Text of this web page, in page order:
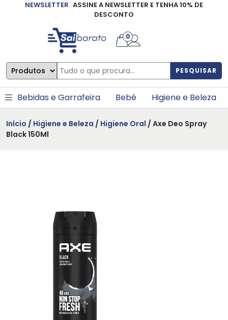
NEWSLETTER ASSINE A NEWSLETTER E TENHA 10% DE
DESCONTO
PESQUISAR
0
Bebidas e Garrafeira Bebé Higiene e Beleza
Início / Higiene e Beleza / Higiene Oral / Axe Deo Spray
Black 150Ml